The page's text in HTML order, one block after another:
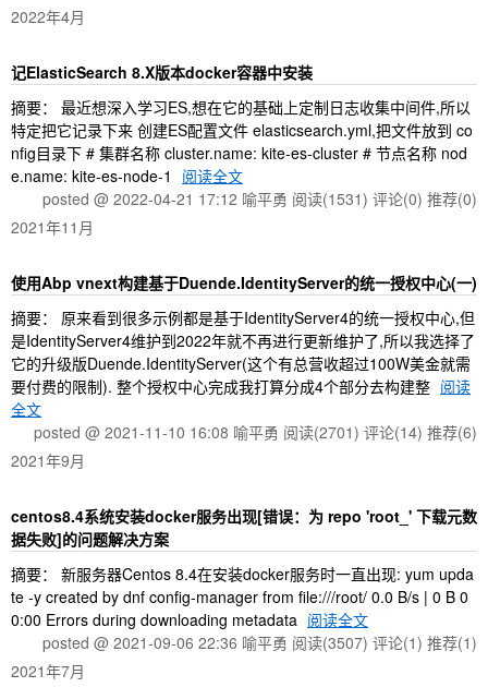
2022年4月
记ElasticSearch 8.X版本docker容器中安装
摘要： 最近想深入学习ES,想在它的基础上定制日志收集中间件,所以
特定把它记录下来 创建ES配置文件 elasticsearch.yml,把文件放到 co
nfig目录下 # 集群名称 cluster.name: kite-es-cluster # 节点名称 nod
e.name: kite-es-node-1
阅读全文
posted @ 2022-04-21 17:12 喻平勇 阅读(1531) 评论(0) 推荐(0)
2021年11月
使用Abp vnext构建基于Duende.IdentityServer的统一授权中心(一)
摘要： 原来看到很多示例都是基于IdentityServer4的统一授权中心,但
是IdentityServer4维护到2022年就不再进行更新维护了,所以我选择了
它的升级版Duende.IdentityServer(这个有总营收超过100W美金就需
要付费的限制). 整个授权中心完成我打算分成4个部分去构建整 阅读
全文
posted @ 2021-11-10 16:08 喻平勇 阅读(2701) 评论(14) 推荐(6)
2021年9月
centos8.4系统安装docker服务出现[错误：为 repo 'root_' 下载元数
据失败]的问题解决方案
摘要： 新服务器Centos 8.4在安装docker服务时一直出现: yum upda
te -y created by dnf config-manager from file:///root/ 0.0 B/s | 0 B 0
0:00 Errors during downloading metadata 阅读全文
posted @ 2021-09-06 22:36 喻平勇 阅读(3507) 评论(1) 推荐(1)
2021年7月